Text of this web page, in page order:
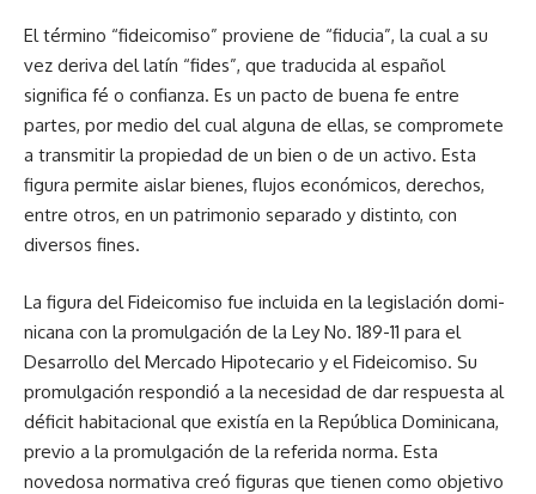
El término “fidei­comiso” provie­ne de “fiducia”, la cual a su
vez de­riva del latín “fi­des”, que traducida al español
significa fé o confianza. Es un pacto de buena fe entre
partes, por medio del cual alguna de ellas, se compromete
a trans­mitir la propiedad de un bien o de un activo. Esta
figura permi­te aislar bienes, flujos económi­cos, derechos,
entre otros, en un patrimonio separado y distinto, con
diversos fines.
La figura del Fideicomiso fue incluida en la legislación domi­
nicana con la promulgación de la Ley No. 189-11 para el
Desa­rrollo del Mercado Hipotecario y el Fideicomiso. Su
promulga­ción respondió a la necesidad de dar respuesta al
déficit ha­bitacional que existía en la Re­pública Dominicana,
previo a la promulgación de la referida norma. Esta
novedosa normati­va creó figuras que tienen como objetivo